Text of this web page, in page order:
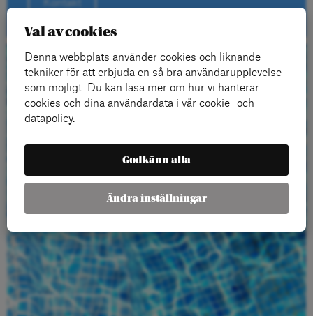
Beställ gratis
material
Beställ här
Val av cookies
Denna webbplats använder cookies och liknande
tekniker för att erbjuda en så bra användarupplevelse
som möjligt. Du kan läsa mer om hur vi hanterar
cookies och dina användardata i vår cookie- och
datapolicy.
Godkänn alla
Ändra inställningar